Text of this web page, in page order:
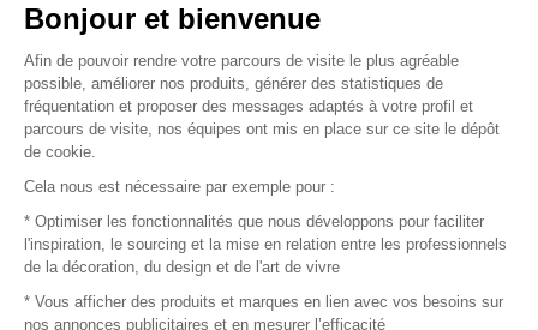
Vendez vos produits
Plan du site
© 2016 –Organisation SAFI
Recrutement
Bonjour et bienvenue
Afin de pouvoir rendre votre parcours de visite le plus agréable
possible, améliorer nos produits, générer des statistiques de
fréquentation et proposer des messages adaptés à votre profil et
parcours de visite, nos équipes ont mis en place sur ce site le dépôt
de cookie.
Cela nous est nécessaire par exemple pour :
* Optimiser les fonctionnalités que nous développons pour faciliter
l'inspiration, le sourcing et la mise en relation entre les professionnels
de la décoration, du design et de l'art de vivre
* Vous afficher des produits et marques en lien avec vos besoins sur
nos annonces publicitaires et en mesurer l’efficacité